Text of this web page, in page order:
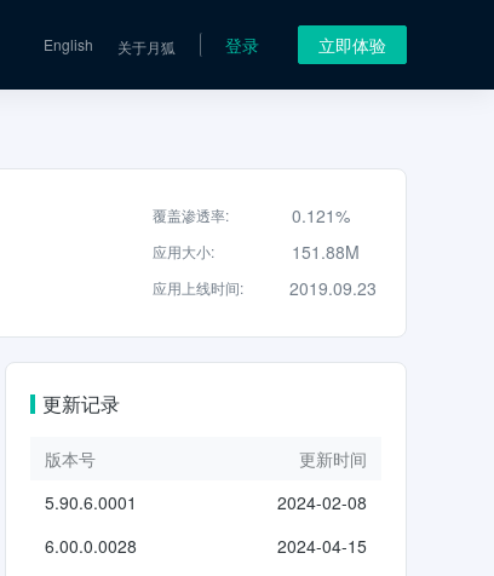
English 关于月狐 登录 立即体验
覆盖渗透率: 0.121%
应用大小: 151.88M
应用上线时间: 2019.09.23
更新记录
版本号
更新时间
5.90.6.0001
2024-02-08
6.00.0.0028
2024-04-15